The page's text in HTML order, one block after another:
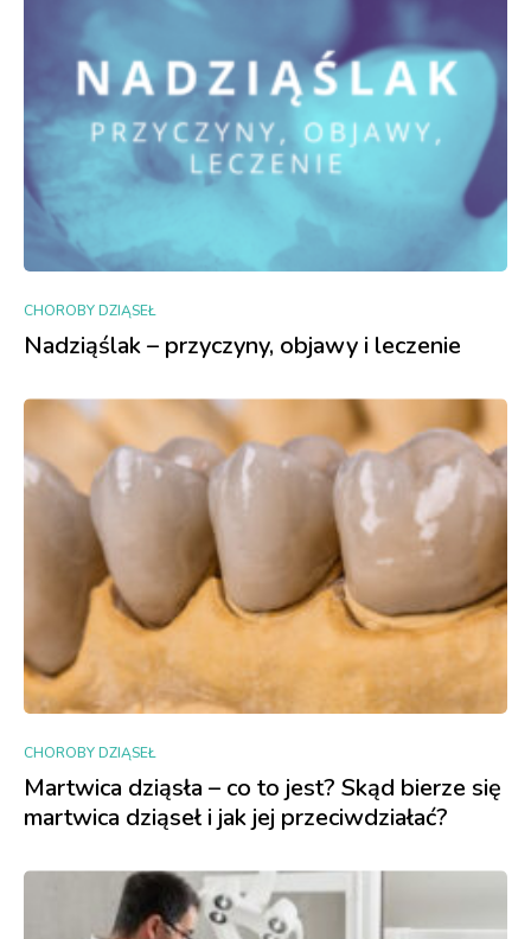
CHOROBY DZIĄSEŁ
Nadziąślak – przyczyny, objawy i leczenie
CHOROBY DZIĄSEŁ
Martwica dziąsła – co to jest? Skąd bierze się
martwica dziąseł i jak jej przeciwdziałać?